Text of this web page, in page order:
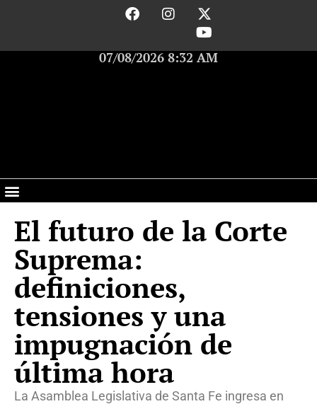
07/08/2026 8:32 AM
El futuro de la Corte
Suprema:
definiciones,
tensiones y una
impugnación de
última hora
La Asamblea Legislativa de Santa Fe ingresa en